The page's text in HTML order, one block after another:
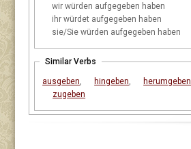
wir
würden aufgegeben haben
ihr
würdet aufgegeben haben
sie/Sie
würden aufgegeben haben
Similar Verbs
ausgeben, hingeben, herumgeben
zugeben